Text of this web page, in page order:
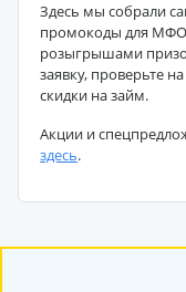
Здесь мы собрали
промокоды для
розыгрышами
заявку, проверьте
скидки на займ.
Акции и
здесь.